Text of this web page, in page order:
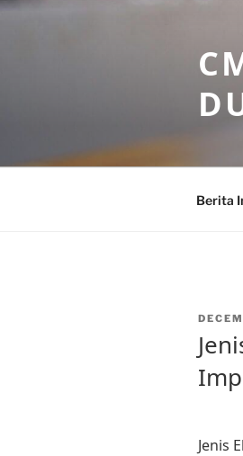
Skip
Berita
Jenis